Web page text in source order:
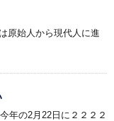
原始人から現代人に進
今年の2月22日に２２２２